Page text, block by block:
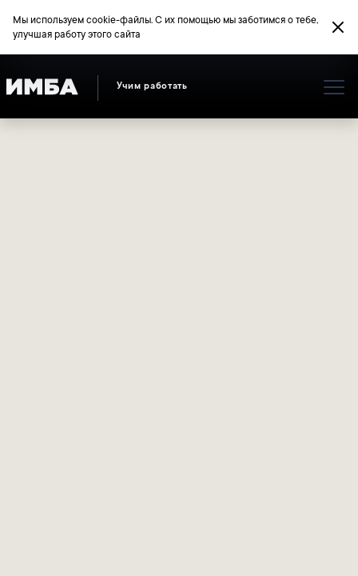
Мы используем cookie-файлы. С их помощью мы заботимся о тебе,
улучшая работу этого сайта
Учим работать